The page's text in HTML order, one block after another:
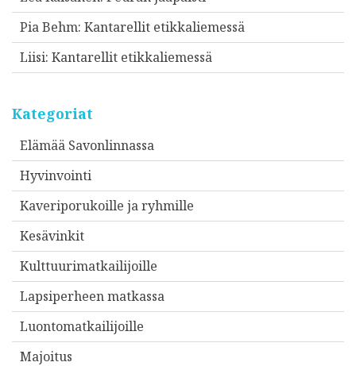
Pia Behm: Kantarellit etikkaliemessä
Liisi: Kantarellit etikkaliemessä
Kategoriat
Elämää Savonlinnassa
Hyvinvointi
Kaveriporukoille ja ryhmille
Kesävinkit
Kulttuurimatkailijoille
Lapsiperheen matkassa
Luontomatkailijoille
Majoitus